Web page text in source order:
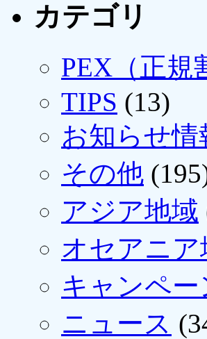
カテゴリ
PEX（正規
TIPS (13)
お知らせ情
その他
アジア地域
オセアニア
キャンペー
ニュース